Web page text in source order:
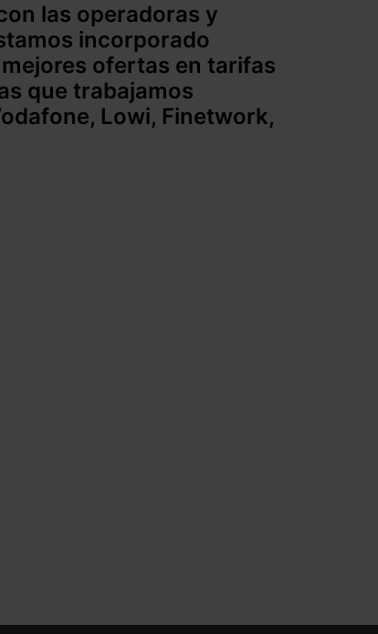
las operadoras y
incorporado
ofertas en tarifas
que trabajamos
Lowi, Finetwork,